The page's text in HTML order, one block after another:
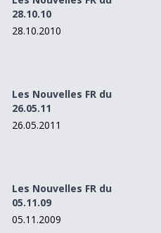
28.10.10
28.10.2010
Les Nouvelles FR du
26.05.11
26.05.2011
Les Nouvelles FR du
05.11.09
05.11.2009